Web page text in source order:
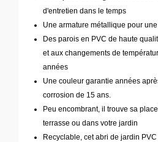
d'entretien dans le temps
Une armature métallique pour
Des parois en PVC de haute
et aux changements de
années
Une couleur garantie années
corrosion de 15 ans.
Peu encombrant, il trouve sa
terrasse ou dans votre jardin
Recyclable, cet abri de jardin